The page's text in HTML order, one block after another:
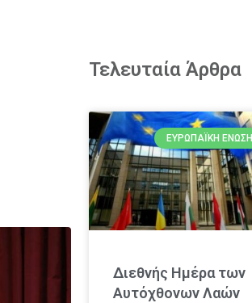
Τελευταία Άρθρα
ΕΥΡΩΠΑΪΚΉ ΈΝΩΣΗ
Διεθνής Ημέρα των
Αυτόχθονων Λαών